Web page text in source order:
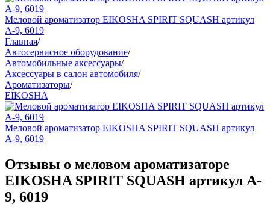
Меловой ароматизатор EIKOSHA SPIRIT SQUASH артикул
A-9, 6019
Главная/
Автосервисное оборудование/
Автомобильные аксессуары/
Аксессуары в салон автомобиля/
Ароматизаторы/
EIKOSHA
Меловой ароматизатор EIKOSHA SPIRIT SQUASH артикул
A-9, 6019
Отзывы о меловом ароматизаторе
EIKOSHA SPIRIT SQUASH артикул A-
9, 6019